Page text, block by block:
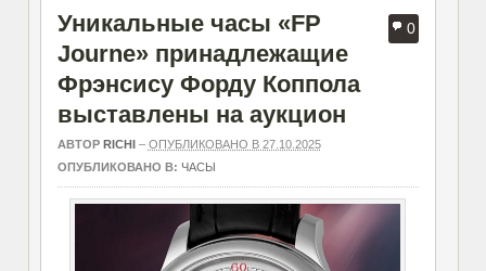
0
Уникальные часы «FP
Journe» принадлежащие
Фрэнсису Форду Коппола
выставлены на аукцион
АВТОР RICHI– ОПУБЛИКОВАНО В 27.10.2025
ОПУБЛИКОВАНО В: ЧАСЫ